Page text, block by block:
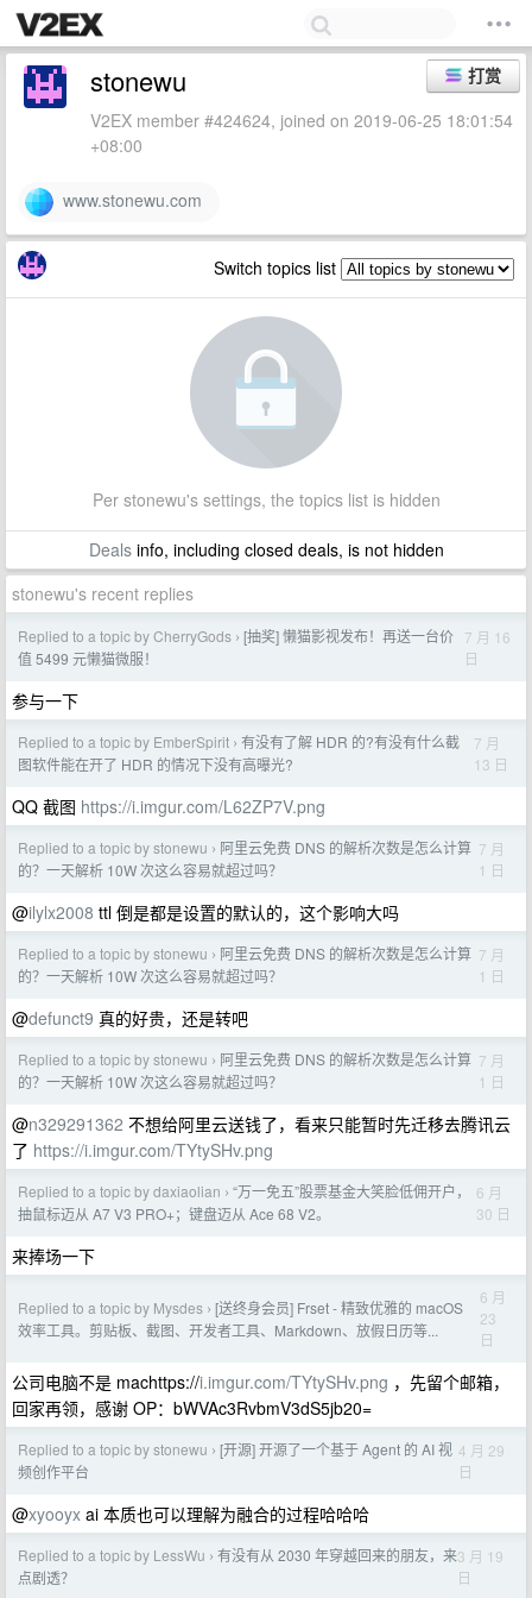
打赏
stonewu
V2EX member #424624, joined on 2019-06-25 18:01:54
+08:00
www.stonewu.com
Switch topics list
Per stonewu's settings, the topics list is hidden
Dealsinfo, including closed deals, is not hidden
stonewu's recent replies
Replied to a topic by CherryGods › [抽奖] 懒猫影视发布！再送一台价
值 5499 元懒猫微服！
7 月 16
日
参与一下
Replied to a topic by EmberSpirit › 有没有了解 HDR 的?有没有什么截
图软件能在开了 HDR 的情况下没有高曝光?
7 月
13 日
QQ 截图 https://i.imgur.com/L62ZP7V.png
Replied to a topic by stonewu › 阿里云免费 DNS 的解析次数是怎么计算
的？一天解析 10W 次这么容易就超过吗？
7 月
1 日
@ilylx2008 ttl 倒是都是设置的默认的，这个影响大吗
Replied to a topic by stonewu › 阿里云免费 DNS 的解析次数是怎么计算
的？一天解析 10W 次这么容易就超过吗？
7 月
1 日
@defunct9 真的好贵，还是转吧
Replied to a topic by stonewu › 阿里云免费 DNS 的解析次数是怎么计算
的？一天解析 10W 次这么容易就超过吗？
7 月
1 日
@n329291362 不想给阿里云送钱了，看来只能暂时先迁移去腾讯云
了 https://i.imgur.com/TYtySHv.png
Replied to a topic by daxiaolian › “万一免五”股票基金大笑脸低佣开户，
抽鼠标迈从 A7 V3 PRO+；键盘迈从 Ace 68 V2。
6 月
30 日
来捧场一下
Replied to a topic by Mysdes › [送终身会员] Frset - 精致优雅的 macOS
效率工具。剪贴板、截图、开发者工具、Markdown、放假日历等...
6 月
23
日
公司电脑不是 machttps://i.imgur.com/TYtySHv.png ，先留个邮箱，
回家再领，感谢 OP：bWVAc3RvbmV3dS5jb20=
Replied to a topic by stonewu › [开源] 开源了一个基于 Agent 的 AI 视
频创作平台
4 月 29
日
@xyooyx ai 本质也可以理解为融合的过程哈哈哈
Replied to a topic by LessWu › 有没有从 2030 年穿越回来的朋友，来
点剧透？
3 月 19
日